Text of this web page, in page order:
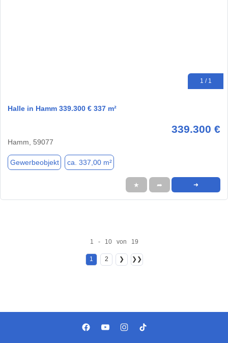
1 / 1
Halle in Hamm 339.300 € 337 m²
339.300 €
Hamm, 59077
Gewerbeobjekt ca. 337,00 m²
★ ➦ ➜
1 - 10 von 19
1 2 ❯ ❯❯